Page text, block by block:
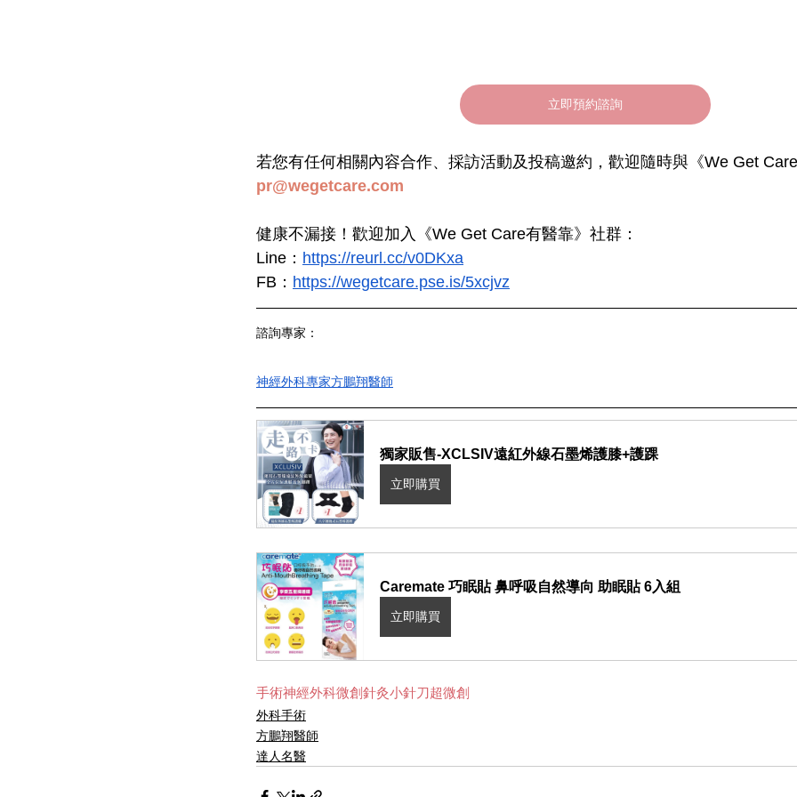
立即預約諮詢
若您有任何相關內容合作、採訪活動及投稿邀約，歡迎隨時與《We Get
pr@wegetcare.com
健康不漏接！歡迎加入《We Get Care有醫靠》社群：
Line： https://reurl.cc/v0DKxa
FB： https://wegetcare.pse.is/5xcjvz
諮詢專家：
神經外科專家方鵬翔醫師
獨家販售-XCLSIV遠紅外線石墨烯護膝+護踝
立即購買
Caremate 巧眠貼 鼻呼吸自然導向 助眠貼 6入組
立即購買
手術神經外科微創針灸小針刀 超微創
外科手術
方鵬翔醫師
達人名醫